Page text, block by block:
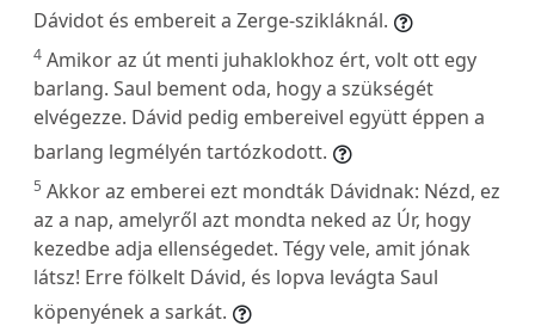
Dávidot és embereit a Zerge-szikláknál.
4 Amikor az út menti juhaklokhoz ért, volt ott egy
barlang. Saul bement oda, hogy a szükségét
elvégezze. Dávid pedig embereivel együtt éppen a
barlang legmélyén tartózkodott.
5 Akkor az emberei ezt mondták Dávidnak: Nézd, ez
az a nap, amelyről azt mondta neked az Úr, hogy
kezedbe adja ellenségedet. Tégy vele, amit jónak
látsz! Erre fölkelt Dávid, és lopva levágta Saul
köpenyének a sarkát.